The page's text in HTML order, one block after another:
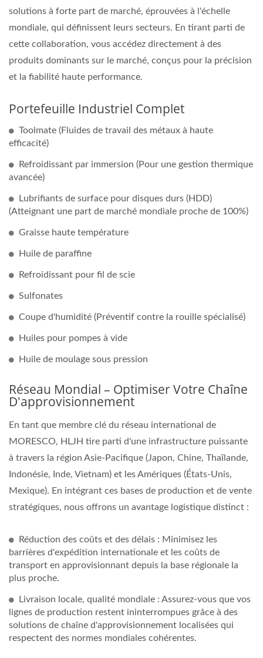
solutions à forte part de marché, éprouvées à l'échelle
mondiale, qui définissent leurs secteurs. En tirant parti de
cette collaboration, vous accédez directement à des
produits dominants sur le marché, conçus pour la précision
et la fiabilité haute performance.
Portefeuille Industriel Complet
Toolmate (Fluides de travail des métaux à haute
efficacité)
Refroidissant par immersion (Pour une gestion thermique
avancée)
Lubrifiants de surface pour disques durs (HDD)
(Atteignant une part de marché mondiale proche de 100%)
Graisse haute température
Huile de paraffine
Refroidissant pour fil de scie
Sulfonates
Coupe d'humidité (Préventif contre la rouille spécialisé)
Huiles pour pompes à vide
Huile de moulage sous pression
Réseau Mondial – Optimiser Votre Chaîne
D'approvisionnement
En tant que membre clé du réseau international de
MORESCO, HLJH tire parti d'une infrastructure puissante
à travers la région Asie-Pacifique (Japon, Chine, Thaïlande,
Indonésie, Inde, Vietnam) et les Amériques (États-Unis,
Mexique). En intégrant ces bases de production et de vente
stratégiques, nous offrons un avantage logistique distinct :
Réduction des coûts et des délais : Minimisez les
barrières d'expédition internationale et les coûts de
transport en approvisionnant depuis la base régionale la
plus proche.
Livraison locale, qualité mondiale : Assurez-vous que vos
lignes de production restent ininterrompues grâce à des
solutions de chaîne d'approvisionnement localisées qui
respectent des normes mondiales cohérentes.